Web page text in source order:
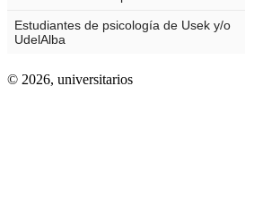
© 2026, universitarios